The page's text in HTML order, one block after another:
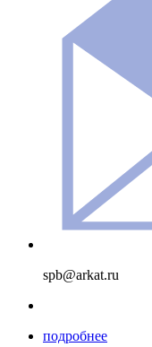
spb@arkat.ru
подробнее